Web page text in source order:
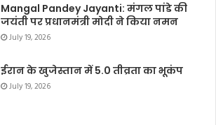
Mangal Pandey Jayanti: मंगल पांडे की
जयंती पर प्रधानमंत्री मोदी ने किया नमन
July 19, 2026
ईरान के खुजेस्तान में 5.0 तीव्रता का भूकंप
July 19, 2026